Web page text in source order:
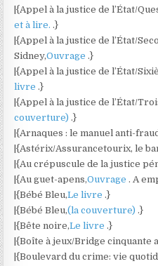
|{Appel à la justice de l’État/
et à lire..}
|{Appel à la justice de l’État/
Sidney,Ouvrage.}
|{Appel à la justice de l’État/
livre.}
|{Appel à la justice de l’État/
couverture).}
|{Arnaques : le manuel anti-
|{Astérix/Assurancetourix, le
|{Au crépuscule de la justice
|{Au guet-apens,Ouvrage. A
|{Bébé Bleu,Le livre.}
|{Bébé Bleu,(la couverture).}
|{Bête noire,Le livre.}
|{Boîte à jeux/Bridge cinquante
|{Boulevard du crime: vie